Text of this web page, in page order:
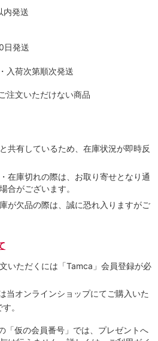
発送
日発送
入荷次第順次発送
注文いただけない商品
共有しているため、在庫状況が即時反
在庫切れの際は、お取り寄せとなり通
合がございます。
が欠品の際は、誠に恐れ入りますがご
いただくには「Tamca」会員登録が必
当オンラインショップにてご購⼊いた
す。
「仮の会員番号」では、プレゼントへ